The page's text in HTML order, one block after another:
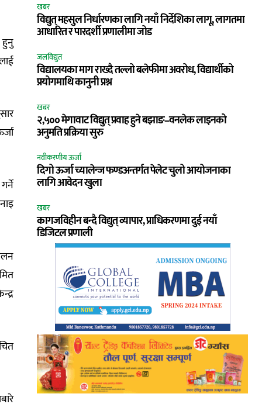
हुनु
खबर
विद्युत् महसुल निर्धारणका लागि नयाँ निर्देशिका लागू, लागतमा
आधारित र पारदर्शी प्रणालीमा जोड
जलविद्युत
विद्यालयका माग राख्दै तल्लो बलेफीमा अवरोध, विद्यार्थीको
प्रयोगमाथि कानुनी प्रश्न
खबर
२,५०० मेगावाट विद्युत् प्रवाह हुने बझाङ–वनलेक लाइनको
अनुमति प्रक्रिया सुरु
नवीकरणीय ऊर्जा
दिगो ऊर्जा च्यालेन्ज फण्डअन्तर्गत पेलेट चुलो आयोजनाका
लागि आवेदन खुला
खबर
कागजविहीन बन्दै विद्युत् व्यापार, प्राधिकरणमा दुई नयाँ
डिजिटल प्रणाली